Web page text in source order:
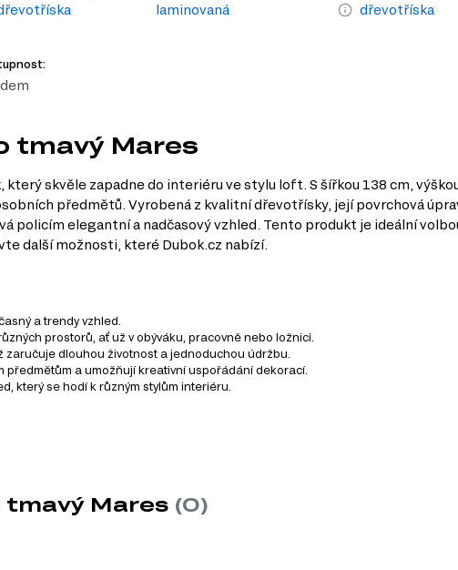
laminovaná dřevotříska
tmavý Mares
skvěle zapadne do interiéru ve stylu loft. S šířkou 138 cm,
předmětů. Vyrobená z kvalitní dřevotřísky, její povrchová
policím elegantní a nadčasový vzhled. Tento produkt je ideální
další možnosti, které Dubok.cz nabízí.
a trendy vzhled.
prostorů, ať už v obýváku, pracovně nebo ložnici.
zaručuje dlouhou životnost a jednoduchou údržbu.
a umožňují kreativní uspořádání dekorací.
který se hodí k různým stylům interiéru.
tmavý Mares (0)